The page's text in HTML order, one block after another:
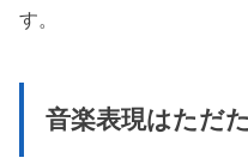
す。
音楽表現はただ